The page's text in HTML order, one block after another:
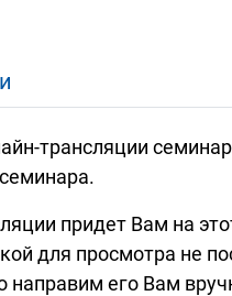
трансляции
придет Вам на
для просмотра не
направим его Вам